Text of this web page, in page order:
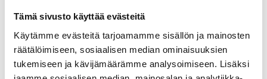
Tämä sivusto käyttää evästeitä
Käytämme evästeitä tarjoamamme sisällön ja mainosten
räätälöimiseen, sosiaalisen median ominaisuuksien
tukemiseen ja kävijämäärämme analysoimiseen. Lisäksi
Lue koko artikkeli:
Liiketoiminta
Maailma löysi Seinäjoen